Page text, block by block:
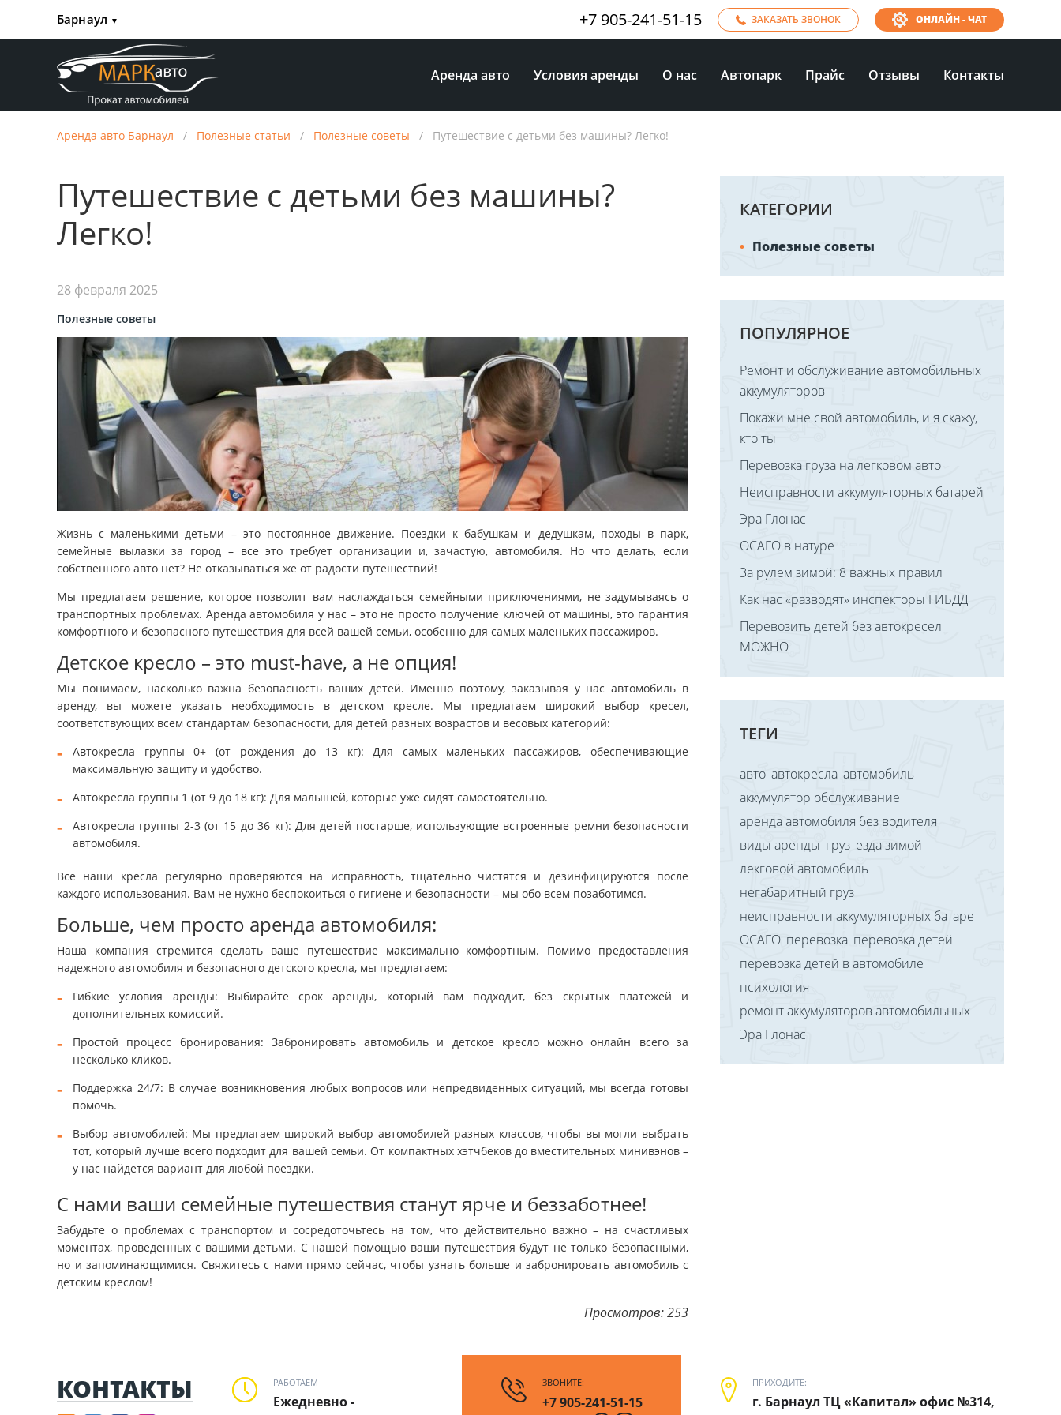
Барнаул ▼ +7 905-241-51-15 ЗАКАЗАТЬ ЗВОНОК ОНЛАЙН - ЧАТ
Аренда авто Условия аренды О нас Автопарк Прайс Отзывы Контакты
Аренда авто Барнаул / Полезные статьи / Полезные советы / Путешествие с детьми без машины? Легко!
КАТЕГОРИИ
Полезные советы
ПОПУЛЯРНОЕ
Ремонт и обслуживание автомобильных
аккумуляторов
Покажи мне свой автомобиль, и я скажу,
кто ты
Перевозка груза на легковом авто
Неисправности аккумуляторных батарей
Эра Глонас
ОСАГО в натуре
За рулём зимой: 8 важных правил
Как нас «разводят» инспекторы ГИБДД
Перевозить детей без автокресел‍
МОЖНО
ТЕГИ
авто автокресла автомобиль
аккумулятор обслуживание
аренда автомобиля без водителя
виды аренды груз езда зимой
лекговой автомобиль
негабаритный груз
неисправности аккумуляторных батаре
ОСАГО перевозка перевозка детей
перевозка детей в автомобиле
психология
ремонт аккумуляторов автомобильных
Эра Глонас
Путешествие с детьми без машины?
Легко!
28 февраля 2025
Полезные советы
Жизнь с маленькими детьми – это постоянное движение. Поездки к бабушкам и дедушкам, походы в парк,
семейные вылазки за город – все это требует организации и, зачастую, автомобиля. Но что делать, если
собственного авто нет? Не отказываться же от радости путешествий!
Мы предлагаем решение, которое позволит вам наслаждаться семейными приключениями, не задумываясь о
транспортных проблемах. Аренда автомобиля у нас – это не просто получение ключей от машины, это гарантия
комфортного и безопасного путешествия для всей вашей семьи, особенно для самых маленьких пассажиров.
Детское кресло – это must-have, а не опция!
Мы понимаем, насколько важна безопасность ваших детей. Именно поэтому, заказывая у нас автомобиль в
аренду, вы можете указать необходимость в детском кресле. Мы предлагаем широкий выбор кресел,
соответствующих всем стандартам безопасности, для детей разных возрастов и весовых категорий:
Автокресла группы 0+ (от рождения до 13 кг): Для самых маленьких пассажиров, обеспечивающие
максимальную защиту и удобство.
Автокресла группы 1 (от 9 до 18 кг): Для малышей, которые уже сидят самостоятельно.
Автокресла группы 2-3 (от 15 до 36 кг): Для детей постарше, использующие встроенные ремни безопасности
автомобиля.
Все наши кресла регулярно проверяются на исправность, тщательно чистятся и дезинфицируются после
каждого использования. Вам не нужно беспокоиться о гигиене и безопасности – мы обо всем позаботимся.
Больше, чем просто аренда автомобиля:
Наша компания стремится сделать ваше путешествие максимально комфортным. Помимо предоставления
надежного автомобиля и безопасного детского кресла, мы предлагаем:
Гибкие условия аренды: Выбирайте срок аренды, который вам подходит, без скрытых платежей и
дополнительных комиссий.
Простой процесс бронирования: Забронировать автомобиль и детское кресло можно онлайн всего за
несколько кликов.
Поддержка 24/7: В случае возникновения любых вопросов или непредвиденных ситуаций, мы всегда готовы
помочь.
Выбор автомобилей: Мы предлагаем широкий выбор автомобилей разных классов, чтобы вы могли выбрать
тот, который лучше всего подходит для вашей семьи. От компактных хэтчбеков до вместительных минивэнов –
у нас найдется вариант для любой поездки.
С нами ваши семейные путешествия станут ярче и беззаботнее!
Забудьте о проблемах с транспортом и сосредоточьтесь на том, что действительно важно – на счастливых
моментах, проведенных с вашими детьми. С нашей помощью ваши путешествия будут не только безопасными,
но и запоминающимися. Свяжитесь с нами прямо сейчас, чтобы узнать больше и забронировать автомобиль с
детским креслом!
Просмотров: 253
КОНТАКТЫ РАБОТАЕМ
Ежедневно -
ЗВОНИТЕ:
+7 905-241-51-15
ПРИХОДИТЕ:
г. Барнаул ТЦ «Капитал» офис №314,